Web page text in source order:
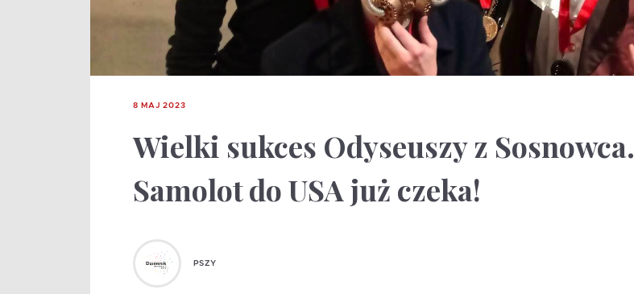
8 MAJ 2023
Wielki sukces Odyseuszy z Sosnowca.
Samolot do USA już czeka!
PSZY